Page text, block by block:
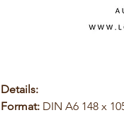
Details:
Format: DIN A6 148 x